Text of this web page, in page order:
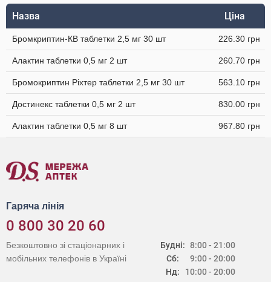
Назва Ціна
Бромкриптин-КВ таблетки 2,5 мг 30 шт 226.30 грн
Алактин таблетки 0,5 мг 2 шт 260.70 грн
Бромокриптин Ріхтер таблетки 2,5 мг 30 шт 563.10 грн
Достинекс таблетки 0,5 мг 2 шт 830.00 грн
Алактин таблетки 0,5 мг 8 шт 967.80 грн
Гаряча лінія
0 800 30 20 60
Будні:
Сб:
Нд:
8:00 - 21:00
9:00 - 20:00
10:00 - 20:00
Безкоштовно зі стаціонарних і
мобільних телефонів в Україні